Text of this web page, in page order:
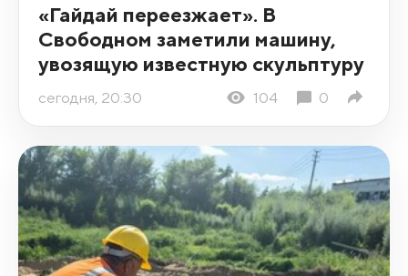
«Гайдай переезжает». В
Свободном заметили машину,
увозящую известную скульптуру
сегодня, 20:30 104 0